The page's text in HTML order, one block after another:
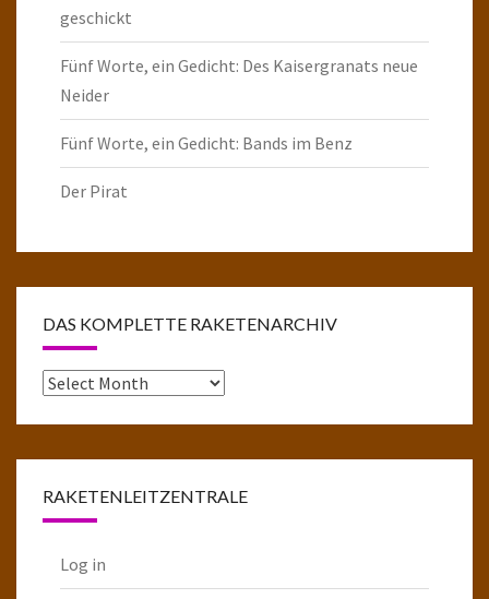
geschickt
Fünf Worte, ein Gedicht: Des Kaisergranats neue
Neider
Fünf Worte, ein Gedicht: Bands im Benz
Der Pirat
DAS KOMPLETTE RAKETENARCHIV
Das
RAKETENLEITZENTRALE
Log in